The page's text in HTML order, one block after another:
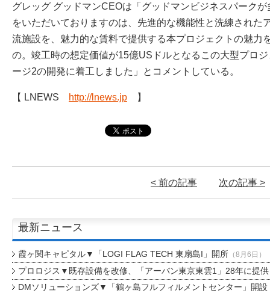
グレッグ グッドマンCEOは「グッドマンビジネスパーク
をいただいておりますのは、先進的な機能性と洗練された
流施設を、魅力的な賃料で提供する本プロジェクトの魅力
の。竣工時の想定価値が15億USドルとなるこの大型プロ
ージ2の開発に着工しました」とコメントしている。
【 LNEWS http://lnews.jp 】
< 前の記事 次の記事 >
最新ニュース
霞ヶ関キャピタル▼「LOGI FLAG TECH 東扇島I」開所（8月6日）
プロロジス▼既存設備を改修、「アーバン東京東雲1」28年に提供
DMソリューションズ▼「鶴ヶ島フルフィルメントセンター」開設